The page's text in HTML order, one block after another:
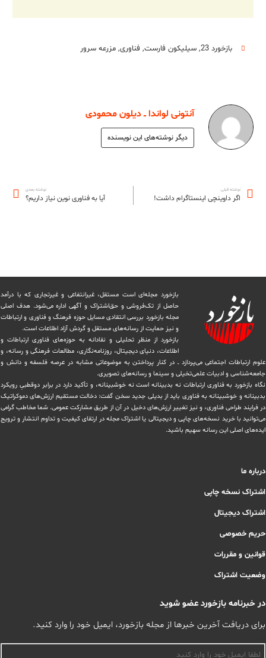
بازخورد 23 , سیلیکون فارست, فناوری, مزرعه سرور
آنتونی لواندا ــ دیلون محمودی
دیگر نوشته‌های این نویسنده
نوشته قبلی
اگر داوینچی اینستاگرام داشت!
نوشته بعدی
آیا به فناوری نوین نیاز داریم؟
بازخورد مجله‌ای است مستقل، غیرانتفاعی و غیرتجاری که با درآمد
حاصل از تک‌فروشی و حق‌اشتراک و آگهی اداره می‌شود. ‏هدف اصلی
مجله بازخورد بررسی انتقادی مسایل حوزه فرهنگ و فناوری و ارتباطات
و نیز حمایت از رسانه‌های مستقل و‌ گردش ‏آزاد اطلاعات است.
بازخورد از منظر تحلیلی و نقادانه به حوزه‌های فناوری ارتباطات و
اطلاعات، دنیای دیجیتال، روزنامه‌نگاری، ‏مطالعات فرهنگی و رسانه، و
علوم ارتباطات اجتماعی می‌پردازد ــ در کنار پرداختن به موضوعاتی مشابه در عرصه فلسفه و دانش و
‏جامعه‌شناسی و ادبیات علمی‌تخیلی و سینما و رسانه‌های تصویری.
نگاه بازخورد به فناوری ارتباطات نه بدبینانه است نه خوشبینانه، و تأکید دارد ‏در برابر دوقطبیِ رویکرد
بدبینانه و خوشبینانه به فناوری باید از بدیلی جدید سخن گفت: دخالت مستقیم ارزش‌های دموکراتیک
در ‏فرایند طراحی فناوری، و نیز تغییر ارزش‌های دخيل در آن از طریق مشاركت عمومی. شما مخاطب گرامی
می‌توانید با خرید نسخه‌های چاپی و دیجیتالی یا ‏اشتراک مجله در ارتقای کیفیت و تداوم انتشار و ترویج
ایده‌های اصلی این رسانه سهیم باشید.
درباره ما
اشتراک نسخه چاپی
اشتراک دیجیتال
حریم خصوصی
قوانین و مقررات
وضعیت اشتراک
در خبرنامه بازخورد عضو شوید
برای دریافت آخرین خبرها از مجله بازخورد، ایمیل خود را وارد کنید.